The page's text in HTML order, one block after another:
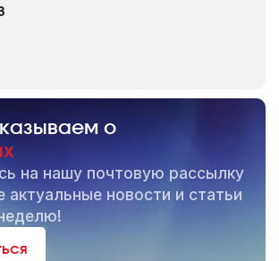
о
на нашу почтовую рассылку
актуальные новости и статьи